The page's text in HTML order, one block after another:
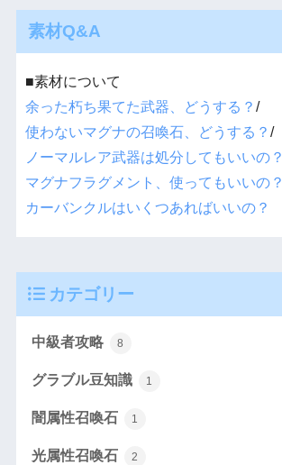
素材Q&A
■素材について
余った朽ち果てた武器、どうする？ /
使わないマグナの召喚石、どうする？ /
ノーマルレア武器は処分してもいいの？
マグナフラグメント、使ってもいいの？
カーバンクルはいくつあればいいの？
カテゴリー
中級者攻略 8
グラブル豆知識 1
闇属性召喚石 1
光属性召喚石 2